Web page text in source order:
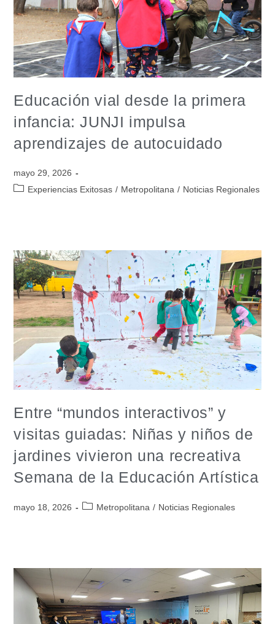
Educación vial desde la primera
infancia: JUNJI impulsa
aprendizajes de autocuidado
mayo 29, 2026
Experiencias Exitosas / Metropolitana / Noticias Regionales
Entre “mundos interactivos” y
visitas guiadas: Niñas y niños de
jardines vivieron una recreativa
Semana de la Educación Artística
mayo 18, 2026 Metropolitana / Noticias Regionales